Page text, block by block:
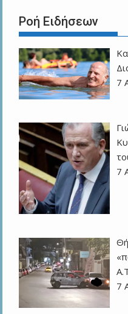
Ροή Ειδήσεων
7
7
7